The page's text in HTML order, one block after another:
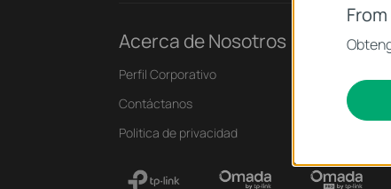
Acerca de Nosotros
Perfil Corporativo
Contáctanos
Politica de privacidad